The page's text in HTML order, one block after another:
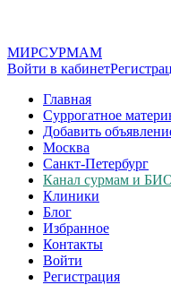
МИРСУРМАМ
Войти в кабинет
Главная
Суррогатное
Добавить
Москва
Санкт-Петербург
Канал сурмам и
Клиники
Блог
Избранное
Контакты
Войти
Регистрация